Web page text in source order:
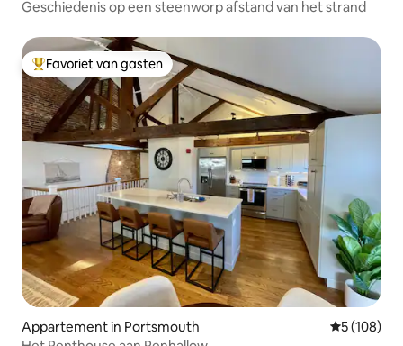
Geschiedenis op een steenworp afstand van het strand
Topfavoriet van gasten
Favoriet van gasten
Appartement in Portsmouth
5 (108)